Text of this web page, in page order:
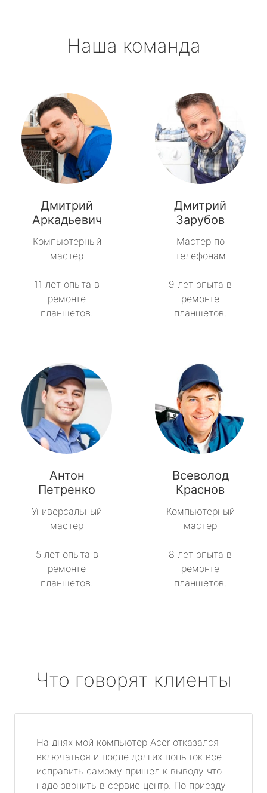
Наша команда
Дмитрий
Аркадьевич
Компьютерный
мастер
11 лет опыта в
ремонте
планшетов.
Дмитрий
Зарубов
Мастер по
телефонам
9 лет опыта в
ремонте
планшетов.
Антон
Петренко
Универсальный
мастер
5 лет опыта в
ремонте
планшетов.
Всеволод
Краснов
Компьютерный
мастер
8 лет опыта в
ремонте
планшетов.
Что говорят клиенты
На днях мой компьютер Acer отказался
включаться и после долгих попыток все
исправить самому пришел к выводу что
надо звонить в сервис центр. По приезду